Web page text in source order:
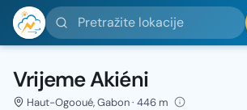
Pretražite lokacije
Vrijeme Akiéni
Haut-Ogooué, Gabon · 446 m